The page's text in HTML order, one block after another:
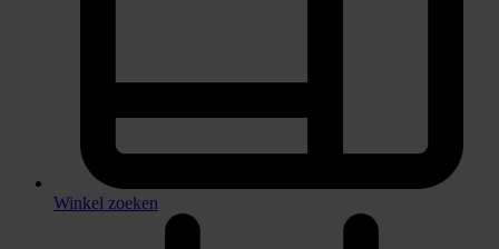
Winkel zoeken